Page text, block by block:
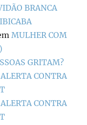
BRANCA
MULHER COM
GRITAM?
CONTRA
CONTRA